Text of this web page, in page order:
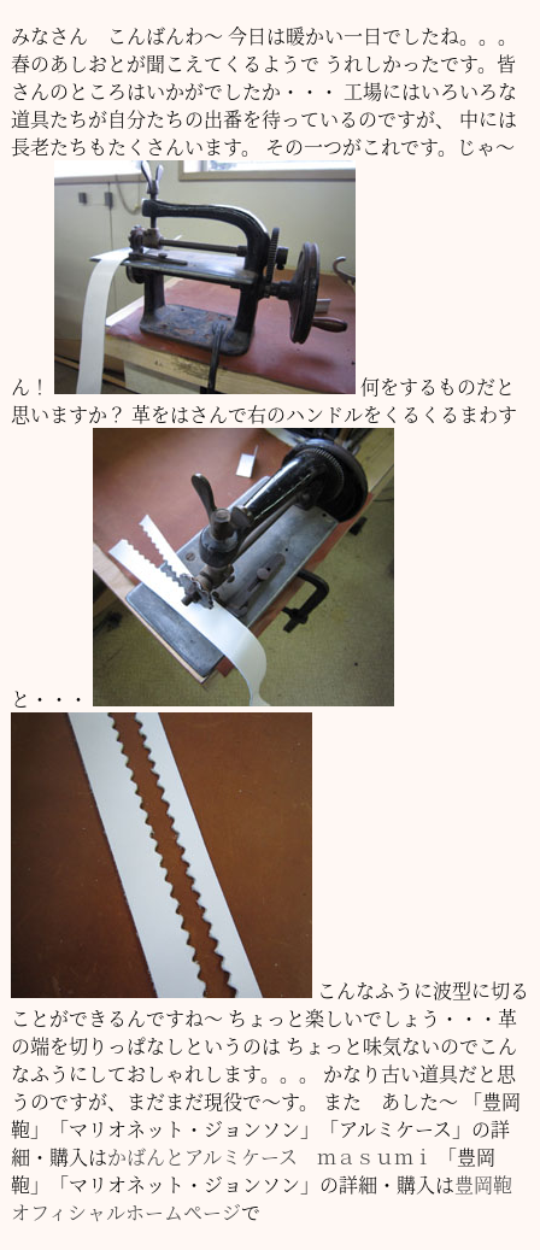
みなさん こんばんわ～ 今日は暖かい一日でしたね。。。
春のあしおとが聞こえてくるようで うれしかったです。皆
さんのところはいかがでしたか・・・ 工場にはいろいろな
道具たちが自分たちの出番を待っているのですが、
中には
長老たちもたくさんいます。
その一つがこれです。じゃ～
ん！
何をするものだと
思いますか？ 革をはさんで右のハンドルをくるくるまわす
と・・・
こんなふうに波型に切る
ことができるんですね～ ちょっと楽しいでしょう・・・革
の端を切りっぱなしというのは ちょっと味気ないのでこん
なふうにしておしゃれします。。。
かなり古い道具だと思
うのですが、まだまだ現役で～す。
また あした～ 「豊岡
鞄」「マリオネット・ジョンソン」「アルミケース」の詳
細・購入はかばんとアルミケース ｍａｓｕｍｉ
「豊岡
鞄」「マリオネット・ジョンソン」の詳細・購入は豊岡鞄
オフィシャルホームページで